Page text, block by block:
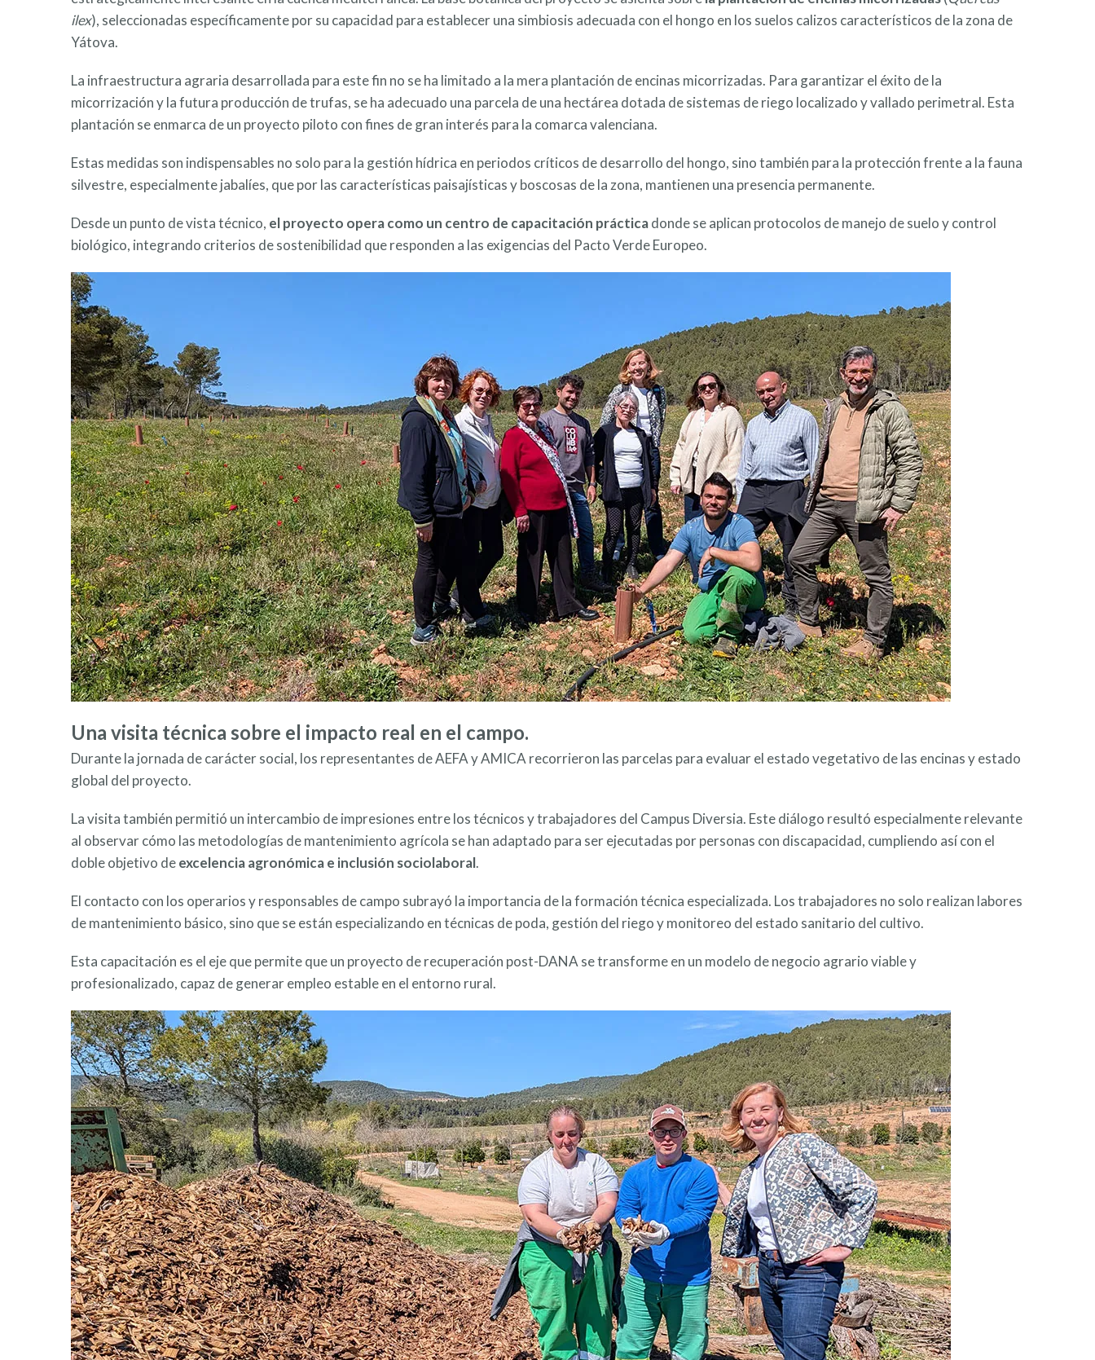
ilex), seleccionadas específicamente por su capacidad para establecer una simbiosis adecuada con el hongo en los suelos calizos característicos de la zona de
Yátova.
La infraestructura agraria desarrollada para este fin no se ha limitado a la mera plantación de encinas micorrizadas. Para garantizar el éxito de la
micorrización y la futura producción de trufas, se ha adecuado una parcela de una hectárea dotada de sistemas de riego localizado y vallado perimetral. Esta
plantación se enmarca de un proyecto piloto con fines de gran interés para la comarca valenciana.
Estas medidas son indispensables no solo para la gestión hídrica en periodos críticos de desarrollo del hongo, sino también para la protección frente a la fauna
silvestre, especialmente jabalíes, que por las características paisajísticas y boscosas de la zona, mantienen una presencia permanente.
Desde un punto de vista técnico, el proyecto opera como un centro de capacitación prácticadonde se aplican protocolos de manejo de suelo y control
biológico, integrando criterios de sostenibilidad que responden a las exigencias del Pacto Verde Europeo.
Una visita técnica sobre el impacto real en el campo.
Durante la jornada de carácter social, los representantes de AEFA y AMICA recorrieron las parcelas para evaluar el estado vegetativo de las encinas y estado
global del proyecto.
La visita también permitió un intercambio de impresiones entre los técnicos y trabajadores del Campus Diversia. Este diálogo resultó especialmente relevante
al observar cómo las metodologías de mantenimiento agrícola se han adaptado para ser ejecutadas por personas con discapacidad, cumpliendo así con el
doble objetivo deexcelencia agronómica e inclusión sociolaboral.
El contacto con los operarios y responsables de campo subrayó la importancia de la formación técnica especializada. Los trabajadores no solo realizan labores
de mantenimiento básico, sino que se están especializando en técnicas de poda, gestión del riego y monitoreo del estado sanitario del cultivo.
Esta capacitación es el eje que permite que un proyecto de recuperación post-DANA se transforme en un modelo de negocio agrario viable y
profesionalizado, capaz de generar empleo estable en el entorno rural.